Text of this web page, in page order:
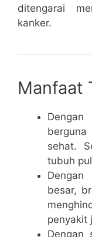
ditengarai
kanker.
Manfaat
sehat.
tubuh
Dengan
besar,
penyakit